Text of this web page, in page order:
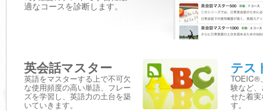
適なコースを診断します。
英会話マスター
英語をマスターする上で不可欠
な使用頻度の高い単語、フレー
ズを学習し、英語力の土台を築
いていきます。
テス
TOEIC®
験など
せた着
す。